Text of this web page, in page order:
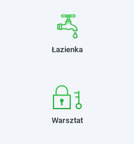
Łazienka
Warsztat